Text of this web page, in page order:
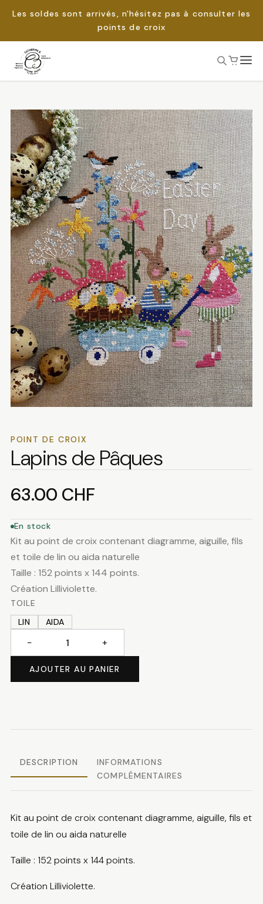
Les soldes sont arrivés, n'hésitez pas à consulter les
points de croix
Passer
POINT DE CROIX
Lapins de Pâques
63.00 CHF
En stock
Kit au point de croix contenant diagramme, aiguille, fils
et toile de lin ou aida naturelle
Taille : 152 points x 144 points.
Création Lilliviolette.
TOILE
LIN
AIDA
Lapins
− +
AJOUTER AU PANIER
DESCRIPTION
INFORMATIONS
COMPLÉMENTAIRES
Kit au point de croix contenant diagramme, aiguille, fils et
toile de lin ou aida naturelle
Taille : 152 points x 144 points.
Création Lilliviolette.